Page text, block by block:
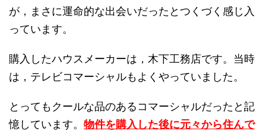
が，まさに運命的な出会いだったとつくづく感じ入
っています。
購入したハウスメーカーは，木下工務店です。当時
は，テレビコマーシャルもよくやっていました。
とってもクールな品のあるコマーシャルだったと記
憶しています。 物件を購入した後に元々から住んで